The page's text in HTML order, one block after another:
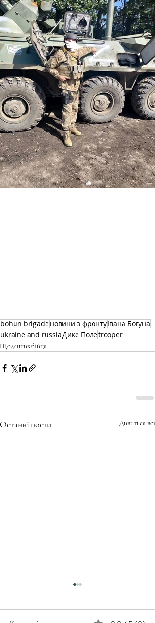
bohun brigadeновини з фронтуІвана Богуна
ukraine and russiaДике Полеtrooper
Щоденник бійця
Останні пости Дивитися всі